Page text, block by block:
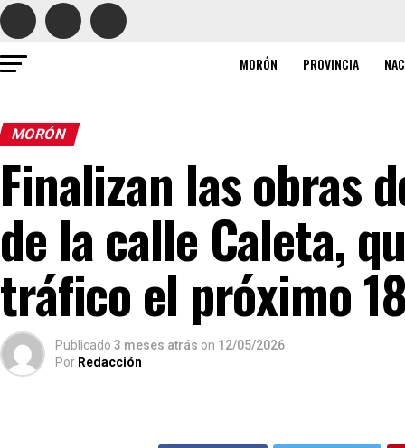
MORÓN PROVINCIA
MORÓN
Finalizan las obras
de la calle Caleta,
tráfico el próximo
Publicado 3 meses atrás on 12/05/2026
Por Redacción